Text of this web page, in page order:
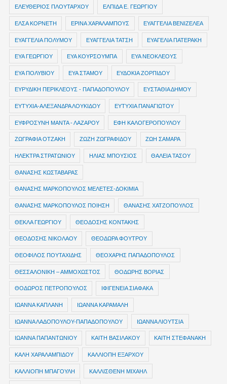
ΕΛΕΥΘΕΡΙΟΣ ΠΛΟΥΤΑΡΧΟΥ ΕΛΠΙΔΑ Ε. ΓΕΩΡΓΙΟΥ
ΕΛΣΑ ΚΟΡΝΕΤΗ ΕΡΙΝΑ ΧΑΡΑΛΑΜΠΟΥΣ ΕΥΑΓΓΕΛΙΑ ΒΕΝΙΖΕΛΕΑ
ΕΥΑΓΓΕΛΙΑ ΠΟΛΥΜΟΥ ΕΥΑΓΓΕΛΙΑ ΤΑΤΣΗ ΕΥΑΓΕΛΙΑ ΠΑΤΕΡΑΚΗ
ΕΥΑ ΓΕΩΡΓΙΟΥ ΕΥΑ ΚΟΥΡΣΟΥΜΠΑ ΕΥΑ ΝΕΟΚΛΕΟΥΣ
ΕΥΑ ΠΟΛΥΒΙΟΥ ΕΥΑ ΣΤΑΜΟΥ ΕΥΔΟΚΙΑ ΖΟΡΠΙΔΟΥ
ΕΥΡΥΔΙΚΗ ΠΕΡΙΚΛΕΟΥΣ - ΠΑΠΑΔΟΠΟΥΛΟΥ ΕΥΣΤΑΘΙΑ ΔΗΜΟΥ
ΕΥΤΥΧΙΑ-ΑΛΕΞΑΝΔΡΑ ΛΟΥΚΙΔΟΥ ΕΥΤΥΧΙΑ ΠΑΝΑΓΙΩΤΟΥ
ΕΥΦΡΟΣΥΝΗ ΜΑΝΤΑ - ΛΑΖΑΡΟΥ ΕΦΗ ΚΑΛΟΓΕΡΟΠΟΥΛΟΥ
ΖΩΓΡΑΦΙΑ ΟΤΖΑΚΗ ΖΩΖΗ ΖΩΓΡΑΦΙΔΟΥ ΖΩΗ ΣΑΜΑΡΑ
ΗΛΕΚΤΡΑ ΣΤΡΑΤΩΝΙΟΥ ΗΛΙΑΣ ΜΠΟΥΣΙΟΣ ΘΑΛΕΙΑ ΤΑΣΟΥ
ΘΑΝΑΣΗΣ ΚΩΣΤΑΒΑΡΑΣ
ΘΑΝΑΣΗΣ ΜΑΡΚΟΠΟΥΛΟΣ ΜΕΛΕΤΕΣ-ΔΟΚΙΜΙΑ
ΘΑΝΑΣΗΣ ΜΑΡΚΟΠΟΥΛΟΣ ΠΟΙΗΣΗ ΘΑΝΑΣΗΣ ΧΑΤΖΟΠΟΥΛΟΣ
ΘΕΚΛΑ ΓΕΩΡΓΙΟΥ ΘΕΟΔΟΣΗΣ ΚΟΝΤΑΚΗΣ
ΘΕΟΔΟΣΗΣ ΝΙΚΟΛΑΟΥ ΘΕΟΔΩΡΑ ΦΟΥΤΡΟΥ
ΘΕΟΦΙΛΟΣ ΠΟΥΤΑΧΙΔΗΣ ΘΕΟΧΑΡΗΣ ΠΑΠΑΔΟΠΟΥΛΟΣ
ΘΕΣΣΑΛΟΝΙΚΗ – ΑΜΜΟΧΩΣΤΟΣ ΘΟΔΩΡΗΣ ΒΟΡΙΑΣ
ΘΟΔΩΡΟΣ ΠΕΤΡΟΠΟΥΛΟΣ ΙΦΙΓΕΝΕΙΑ ΣΙΑΦΑΚΑ
ΙΩΑΝΝΑ ΚΑΠΛΑΝΗ ΙΩΑΝΝΑ ΚΑΡΑΜΑΛΗ
ΙΩΑΝΝΑ ΛΑΔΟΠΟΥΛΟΥ-ΠΑΠΑΔΟΠΟΥΛΟΥ ΙΩΑΝΝΑ ΛΙΟΥΤΣΙΑ
ΙΩΑΝΝΑ ΠΑΠΑΝΤΩΝΙΟΥ ΚΑΙΤΗ ΒΑΣΙΛΑΚΟΥ ΚΑΙΤΗ ΣΤΕΦΑΝΑΚΗ
ΚΑΛΗ ΧΑΡΑΛΑΜΠΙΔΟΥ ΚΑΛΛΙΟΠΗ ΕΞΑΡΧΟΥ
ΚΑΛΛΙΟΠΗ ΜΠΑΓΟΥΛΗ ΚΑΛΛΙΣΘΕΝΗ ΜΙΧΑΗΛ